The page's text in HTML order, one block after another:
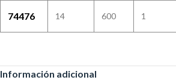
74476 14 600 1
Información adicional